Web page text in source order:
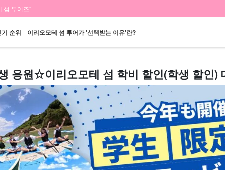
섬 투어즈"
기 순위 이리오모테 섬 투어가 '선택받는 이유'란?
당일 예약 OK
플랜
할인 혜택
세트 플랜
프리미엄
엄선된 플랜
이리오모테 섬 "폭
투어
응원☆이리오모테 섬 학비 할인(학생 할인)